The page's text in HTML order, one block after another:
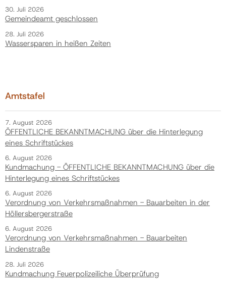
30. Juli 2026
Gemeindeamt geschlossen
28. Juli 2026
Wassersparen in heißen Zeiten
Amtstafel
7. August 2026
ÖFFENTLICHE BEKANNTMACHUNG über die Hinterlegung
eines Schriftstückes
6. August 2026
Kundmachung - ÖFFENTLICHE BEKANNTMACHUNG über die
Hinterlegung eines Schriftstückes
6. August 2026
Verordnung von Verkehrsmaßnahmen - Bauarbeiten in der
Höllersbergerstraße
6. August 2026
Verordnung von Verkehrsmaßnahmen - Bauarbeiten
Lindenstraße
28. Juli 2026
Kundmachung Feuerpolizeiliche Überprüfung